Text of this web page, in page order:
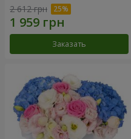
2 612 грн
Заказать